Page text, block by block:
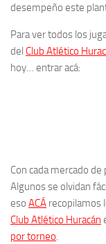
desempeño este
Para ver todos los
del Club Atlético
hoy… entrar acá:
Con cada mercado
Algunos se olvidan
eso ACÁ recopilamos
Club Atlético Huracán
por torneo.